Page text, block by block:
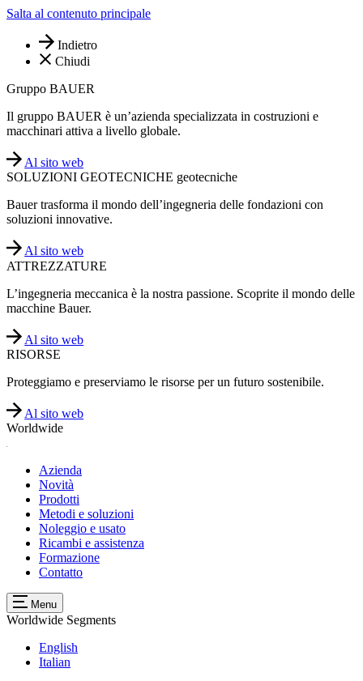
Salta al contenuto principale
Indietro
Chiudi
Gruppo BAUER
Il gruppo BAUER è un’azienda specializzata in costruzioni e
macchinari attiva a livello globale.
Al sito web
SOLUZIONI GEOTECNICHE geotecniche
Bauer trasforma il mondo dell’ingegneria delle fondazioni con
soluzioni innovative.
Al sito web
ATTREZZATURE
L’ingegneria meccanica è la nostra passione. Scoprite il mondo delle
macchine Bauer.
Al sito web
RISORSE
Proteggiamo e preserviamo le risorse per un futuro sostenibile.
Al sito web
Worldwide
Azienda
Novità
Prodotti
Metodi e soluzioni
Noleggio e usato
Ricambi e assistenza
Formazione
Contatto
Menu
Worldwide Segments
English
Italian